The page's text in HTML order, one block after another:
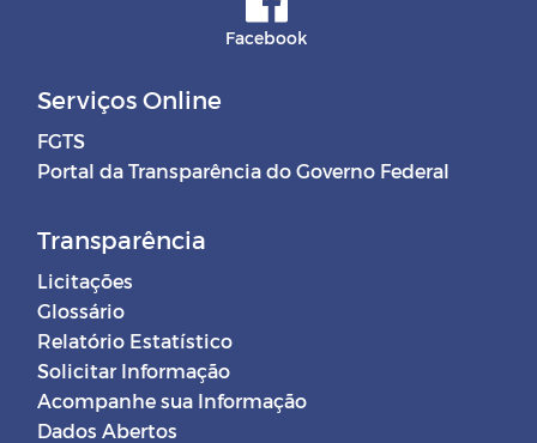
Facebook
Serviços Online
FGTS
Portal da Transparência do Governo Federal
Transparência
Licitações
Glossário
Relatório Estatístico
Solicitar Informação
Acompanhe sua Informação
Dados Abertos